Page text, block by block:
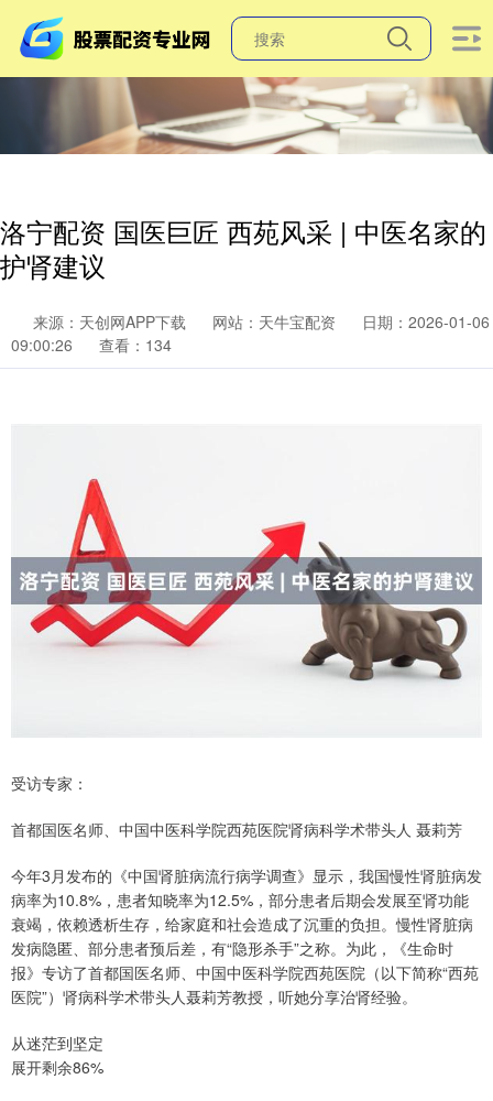
洛宁配资 国医巨匠 西苑风采 | 中医名家的
护肾建议
来源：天创网APP下载 网站：天牛宝配资
日期：2026-01-06
09:00:26
查看：134
受访专家：
首都国医名师、中国中医科学院西苑医院肾病科学术带头人 聂莉芳
今年3月发布的《中国肾脏病流行病学调查》显示，我国慢性肾脏病发
病率为10.8%，患者知晓率为12.5%，部分患者后期会发展至肾功能
衰竭，依赖透析生存，给家庭和社会造成了沉重的负担。慢性肾脏病
发病隐匿、部分患者预后差，有“隐形杀手”之称。为此，《生命时
报》专访了首都国医名师、中国中医科学院西苑医院（以下简称“西苑
医院”）肾病科学术带头人聂莉芳教授，听她分享治肾经验。
从迷茫到坚定
展开剩余86%